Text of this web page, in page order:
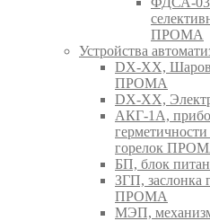
ПРОМА
Устройства
DX-XX,
ПРОМА
DX-XX,
АКГ-1А,
горелок
БП, блок
ЗГП, заслонка
ПРОМА
МЭП,